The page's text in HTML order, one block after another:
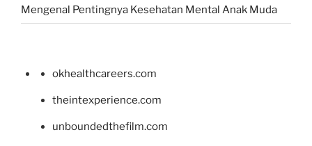
Mengenal Pentingnya Kesehatan Mental Anak Muda
okhealthcareers.com
theintexperience.com
unboundedthefilm.com